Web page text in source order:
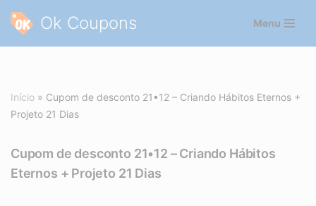
Pular
Ok Coupons Menu
Início » Cupom de desconto 21•12 – Criando Hábitos Eternos +
Projeto 21 Dias
Cupom de desconto 21•12 – Criando Hábitos
Eternos + Projeto 21 Dias